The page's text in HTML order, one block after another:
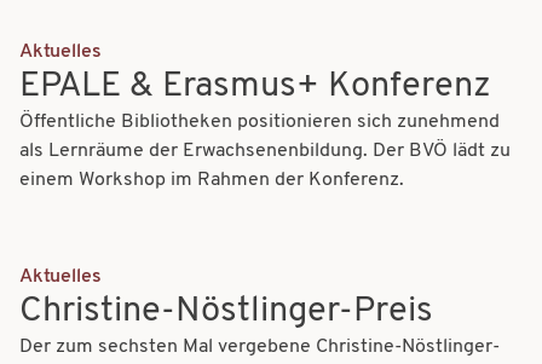
Aktuelles
EPALE & Erasmus+ Konferenz
Öffentliche Bibliotheken positionieren sich zunehmend
als Lernräume der Erwachsenenbildung. Der BVÖ lädt zu
einem Workshop im Rahmen der Konferenz.
Aktuelles
Christine-Nöstlinger-Preis
Der zum sechsten Mal vergebene Christine-Nöstlinger-